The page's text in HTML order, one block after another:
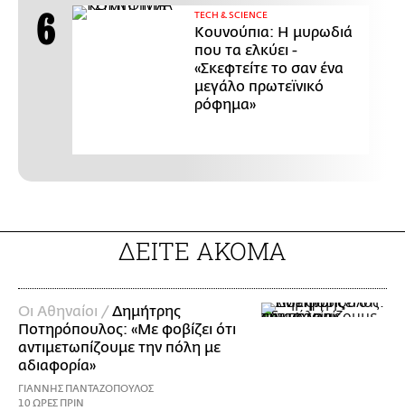
ΤECH & SCIENCE
Κουνούπια: Η μυρωδιά
που τα ελκύει -
«Σκεφτείτε το σαν ένα
μεγάλο πρωτεϊνικό
ρόφημα»
ΔΕΙΤΕ ΑΚΟΜΑ
Οι Αθηναίοι /Δημήτρης
Ποτηρόπουλος: «Με φοβίζει ότι
αντιμετωπίζουμε την πόλη με
αδιαφορία»
ΓΙΑΝΝΗΣ ΠΑΝΤΑΖΟΠΟΥΛΟΣ
10 ΩΡΕΣ ΠΡΙΝ